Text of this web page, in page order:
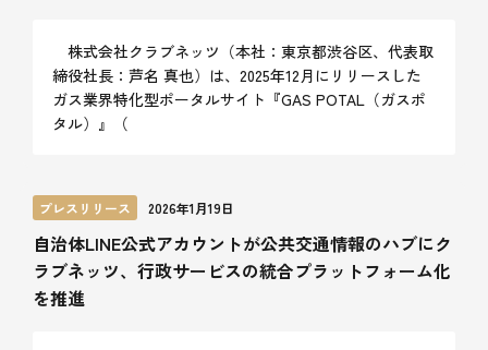
株式会社クラブネッツ（本社：東京都渋谷区、代表取
締役社長：芦名 真也）は、2025年12月にリリースした
ガス業界特化型ポータルサイト『GAS POTAL（ガスポ
タル）』（
プレスリリース 2026年1月19日
自治体LINE公式アカウントが公共交通情報のハブにク
ラブネッツ、行政サービスの統合プラットフォーム化
を推進